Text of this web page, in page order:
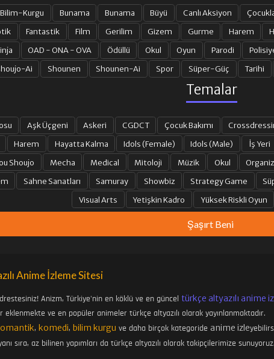
Bilim-Kurgu Bunama Bunama Büyü Canlı Aksiyon
Fantastik Film Gerilim Gizem Gurme Harem
OAD - ONA - OVA Ödüllü Okul Oyun Parodi
Ai Shounen Shounen-Ai Spor Süper-Güç Tarihi
Temalar
Aşk Üçgeni Askeri CGDCT Çocuk Bakımı
Harem Hayatta Kalma Idols (Female) Idols (Male) İş Yeri
Shoujo Mecha Medical Mitoloji Müzik Okul
Sahne Sanatları Samuray Showbiz Strategy Game
Visual Arts
Yetişkin Kadro Yüksek Riskli Oyun
Şaşırt Beni
Anime İzleme Sitesi
Anizm, Türkiye'nin en köklü ve en güncel türkçe altyazılı anime
ve en popüler animeler türkçe altyazılı olarak yayınlanmaktadır.
, komedi, bilim kurgu ve daha birçok kategoride anime izle
sıra, az bilinen yapımları da türkçe altyazılı olarak takipçilerimize sunuyoruz.